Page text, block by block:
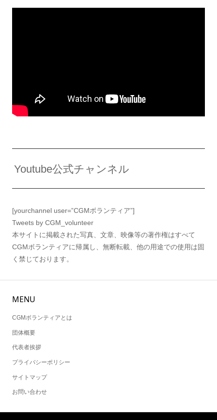
Youtube公式チャンネル
[yourchannel user=”CGMボランティア”]
Tweets by CGM_volunteer
本サイトに掲載された写真、文章、映像等の著作権はすべて
CGMボランティアに帰属し、無断転載、他の用途での使用は固
く禁じております。
MENU
CGMボランティアとは
団体概要
代表者挨拶
プライバシーポリシー
サイトマップ
お問い合わせ